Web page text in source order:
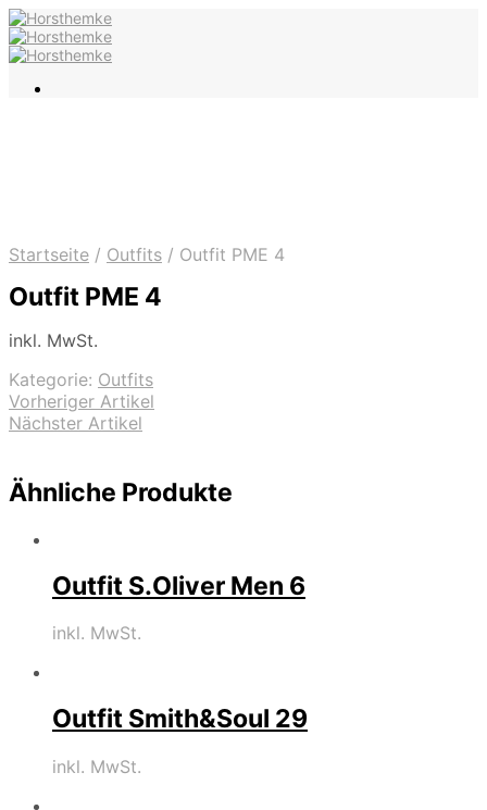
Startseite / Outfits / Outfit PME 4
Outfit PME 4
inkl. MwSt.
Kategorie: Outfits
Vorheriger Artikel
Nächster Artikel
Ähnliche Produkte
Outfit S.Oliver Men 6
inkl. MwSt.
Outfit Smith&Soul 29
inkl. MwSt.